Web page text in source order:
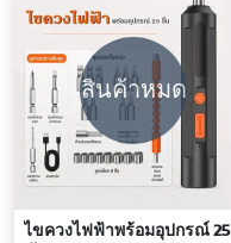
สินค้าหมด
ไขควงไฟฟ้าพร้อมอุปกรณ์ 25